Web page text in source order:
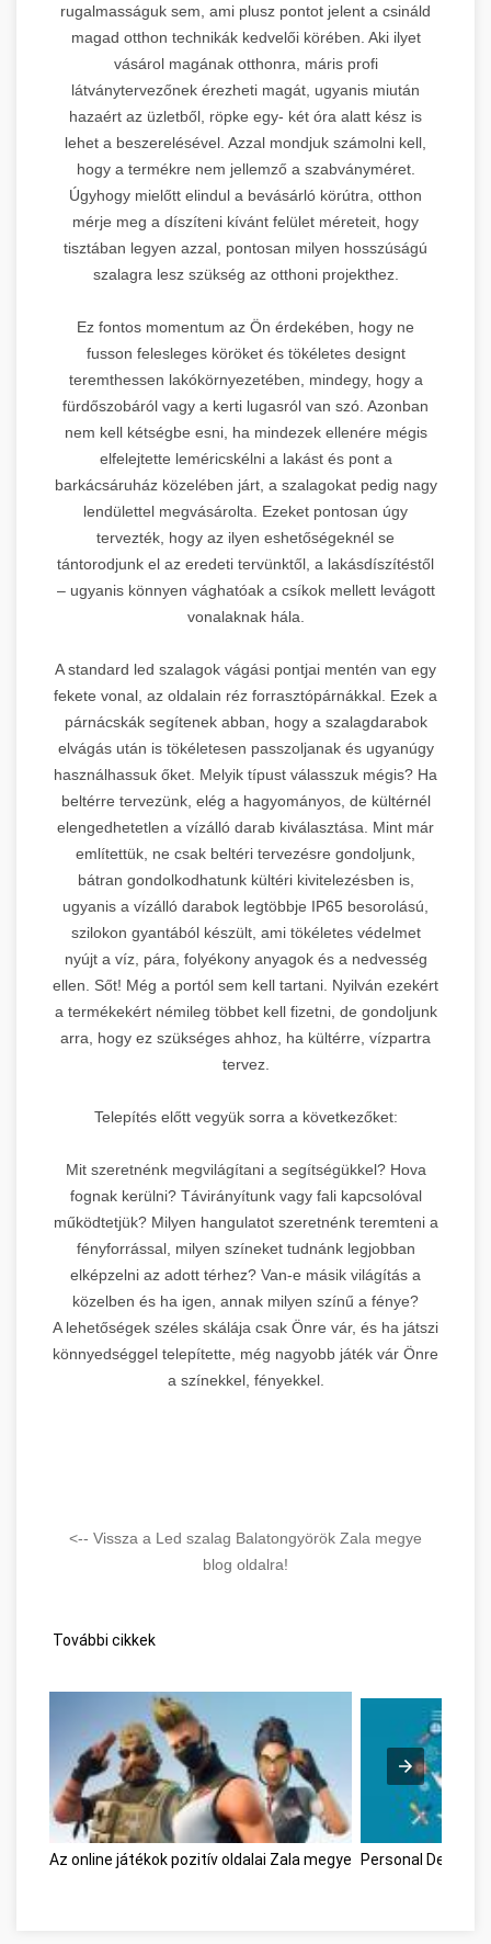
rugalmasságuk sem, ami plusz pontot jelent a csináld
magad otthon technikák kedvelői körében. Aki ilyet
vásárol magának otthonra, máris profi
látványtervezőnek érezheti magát, ugyanis miután
hazaért az üzletből, röpke egy- két óra alatt kész is
lehet a beszerelésével. Azzal mondjuk számolni kell,
hogy a termékre nem jellemző a szabványméret.
Úgyhogy mielőtt elindul a bevásárló körútra, otthon
mérje meg a díszíteni kívánt felület méreteit, hogy
tisztában legyen azzal, pontosan milyen hosszúságú
szalagra lesz szükség az otthoni projekthez.
Ez fontos momentum az Ön érdekében, hogy ne
fusson felesleges köröket és tökéletes designt
teremthessen lakókörnyezetében, mindegy, hogy a
fürdőszobáról vagy a kerti lugasról van szó. Azonban
nem kell kétségbe esni, ha mindezek ellenére mégis
elfelejtette leméricskélni a lakást és pont a
barkácsáruház közelében járt, a szalagokat pedig nagy
lendülettel megvásárolta. Ezeket pontosan úgy
tervezték, hogy az ilyen eshetőségeknél se
tántorodjunk el az eredeti tervünktől, a lakásdíszítéstől
– ugyanis könnyen vághatóak a csíkok mellett levágott
vonalaknak hála.
A standard led szalagok vágási pontjai mentén van egy
fekete vonal, az oldalain réz forrasztópárnákkal. Ezek a
párnácskák segítenek abban, hogy a szalagdarabok
elvágás után is tökéletesen passzoljanak és ugyanúgy
használhassuk őket. Melyik típust válasszuk mégis? Ha
beltérre tervezünk, elég a hagyományos, de kültérnél
elengedhetetlen a vízálló darab kiválasztása. Mint már
említettük, ne csak beltéri tervezésre gondoljunk,
bátran gondolkodhatunk kültéri kivitelezésben is,
ugyanis a vízálló darabok legtöbbje IP65 besorolású,
szilokon gyantából készült, ami tökéletes védelmet
nyújt a víz, pára, folyékony anyagok és a nedvesség
ellen. Sőt! Még a portól sem kell tartani. Nyilván ezekért
a termékekért némileg többet kell fizetni, de gondoljunk
arra, hogy ez szükséges ahhoz, ha kültérre, vízpartra
tervez.
Telepítés előtt vegyük sorra a következőket:
Mit szeretnénk megvilágítani a segítségükkel? Hova
fognak kerülni? Távirányítunk vagy fali kapcsolóval
működtetjük? Milyen hangulatot szeretnénk teremteni a
fényforrással, milyen színeket tudnánk legjobban
elképzelni az adott térhez? Van-e másik világítás a
közelben és ha igen, annak milyen színű a fénye?
A lehetőségek széles skálája csak Önre vár, és ha játszi
könnyedséggel telepítette, még nagyobb játék vár Önre
a színekkel, fényekkel.
<-- Vissza a Led szalag Balatongyörök Zala megye
blog oldalra!
További cikkek
Az online játékok pozitív oldalai Zala megye Personal